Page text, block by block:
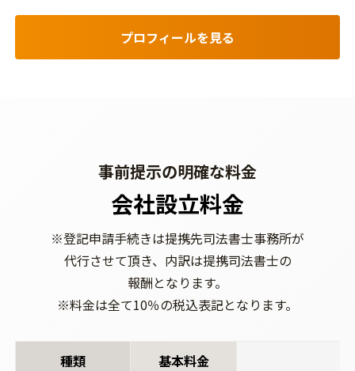
プロフィールを見る
事前提示の明確な料金
会社設立料金
※登記申請手続きは提携先司法書士事務所が
代行させて頂き、 内訳は提携司法書士の
報酬となります。
※料金は全て10％の税込表記となります。
種類 基本料金